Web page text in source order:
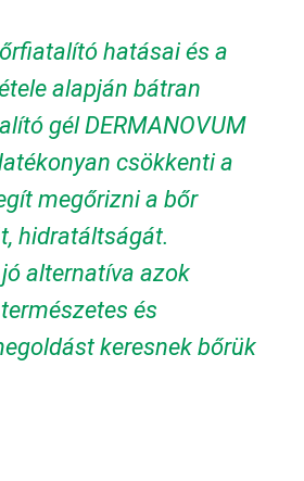
hatásai és a
alapján bátran
gél DERMANOVUM
csökkenti a
megőrizni a bőr
hidratáltságát.
alternatíva azok
és
keresnek bőrük